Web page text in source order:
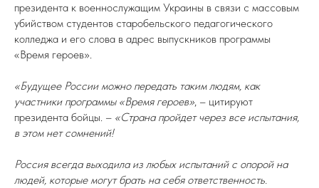
президента к военнослужащим Украины в связи с массовым
убийством студентов старобельского педагогического
колледжа и его слова в адрес выпускников программы
«Время героев».
«Будущее России можно передать таким людям, как
участники программы «Время героев», – цитируют
президента бойцы. – «Страна пройдет через все испытания,
в этом нет сомнений!
Россия всегда выходила из любых испытаний с опорой на
людей, которые могут брать на себя ответственность.